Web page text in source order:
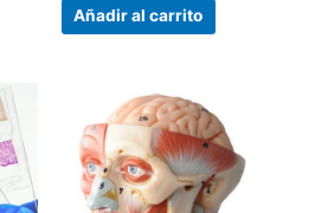
Añadir al carrito